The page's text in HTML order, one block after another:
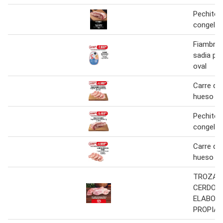
Pechito
Fiambre
sadia
oval
Carre
hueso
Pechito
Carre
hueso
CERDO
PROPIA